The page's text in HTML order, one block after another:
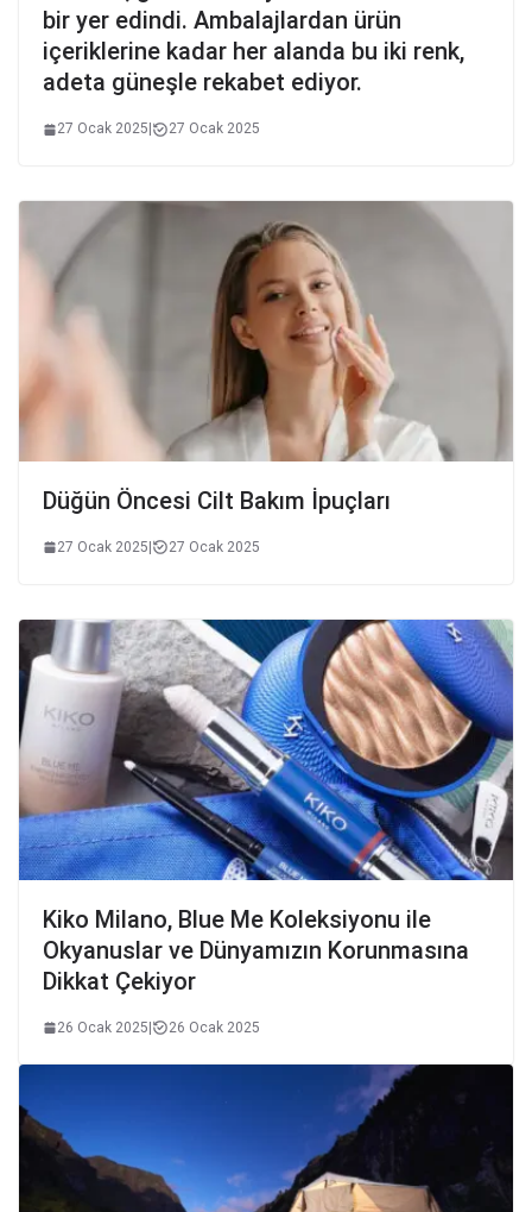
bir yer edindi. Ambalajlardan ürün
içeriklerine kadar her alanda bu iki renk,
adeta güneşle rekabet ediyor.
27 Ocak 2025 27 Ocak 2025
Düğün Öncesi Cilt Bakım İpuçları
27 Ocak 2025 27 Ocak 2025
Kiko Milano, Blue Me Koleksiyonu ile
Okyanuslar ve Dünyamızın Korunmasına
Dikkat Çekiyor
26 Ocak 2025| 26 Ocak 2025